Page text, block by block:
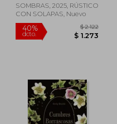
Rápido
SOMBRAS, 2025, RÚSTICO
CON SOLAPAS, Nuevo